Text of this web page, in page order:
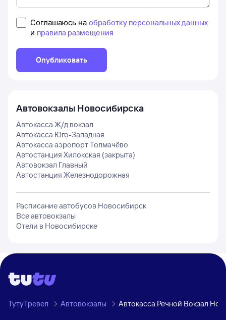
Соглашаюсь на обработку персональных данных
и правила размещения
Опубликовать
Автовокзалы Новосибирска
Автокасса Ж/д вокзал
Автокасса Юго-Западная
Автокасса аэропорт Толмачёво
Автостанция Хилокская (закрыта)
Автовокзал Главный
Автостанция Железнодорожная
Расписание автобусов Новосибирск
Все автовокзалы
Отели в Новосибирске
ТутуТревел Автовокзалы Автокасса Речной Вокзал